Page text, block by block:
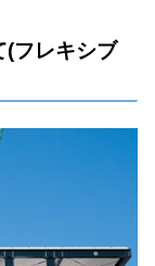
(フレキシブ